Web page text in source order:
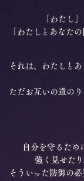
「わたし
「わたしとあなた
それは、わたしと
ただお互いの道の
自分を守るため
強く見せた
そういった防御の